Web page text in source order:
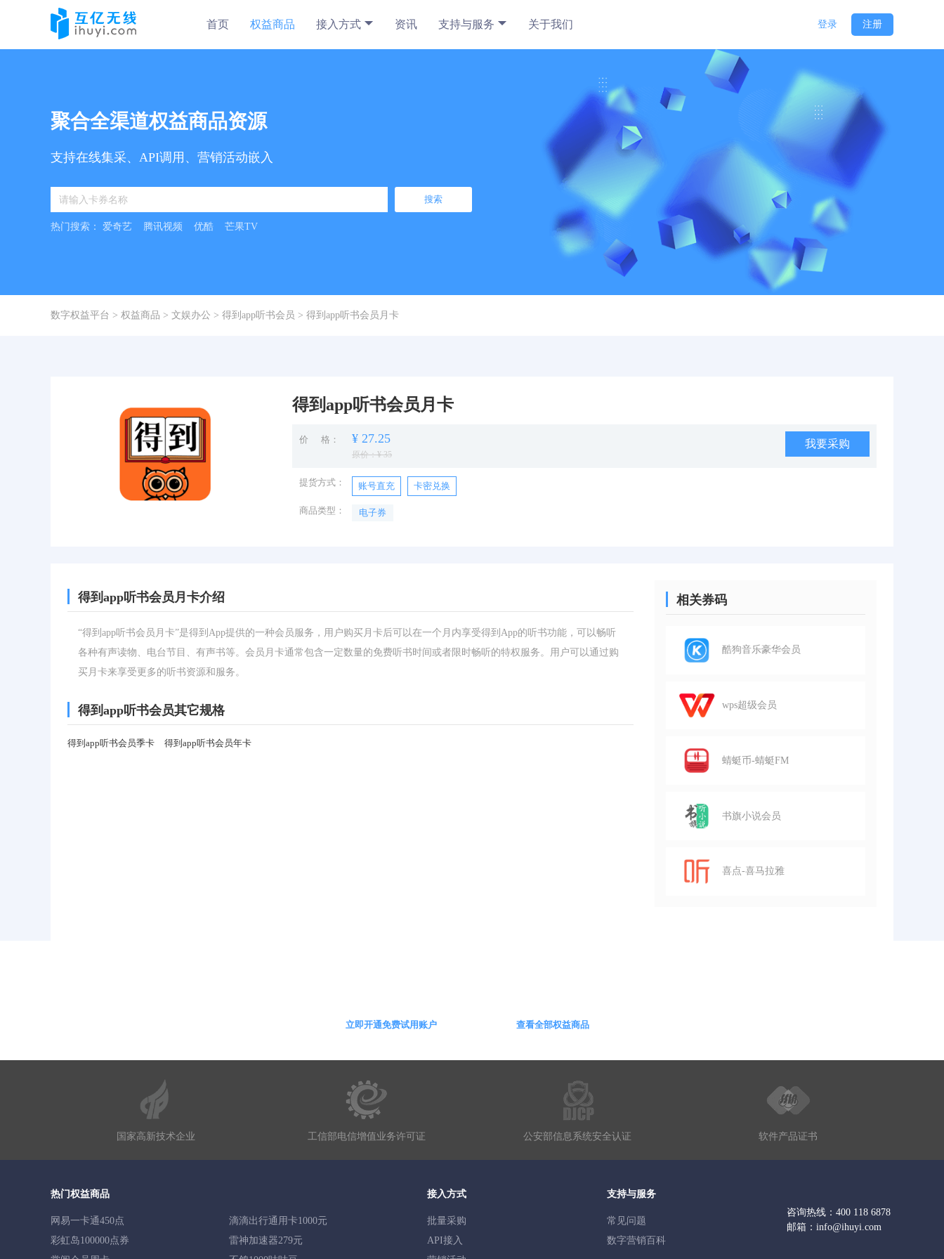
首页 权益商品 接入方式 资讯 支持与服务 关于我们 登录 注册
聚合全渠道权益商品资源
支持在线集采、API调用、营销活动嵌入
搜索
热门搜索： 爱奇艺 腾讯视频 优酷 芒果TV
数字权益平台 > 权益商品 > 文娱办公 > 得到app听书会员 > 得到app听书会员月卡
得到app听书会员月卡
价 格： ¥ 27.25
原价：¥ 35
我要采购
提货方式： 账号直充 卡密兑换
商品类型： 电子券
得到app听书会员月卡介绍
“得到app听书会员月卡”是得到App提供的一种会员服务，用户购买月卡后可以在一个月内享受得到App的听书功能，可以畅听
各种有声读物、电台节目、有声书等。会员月卡通常包含一定数量的免费听书时间或者限时畅听的特权服务。用户可以通过购
买月卡来享受更多的听书资源和服务。
得到app听书会员其它规格
得到app听书会员季卡 得到app听书会员年卡
相关券码
酷狗音乐豪华会员
wps超级会员
蜻蜓币-蜻蜓FM
书旗小说会员
喜点-喜马拉雅
立即开通免费试用账户 查看全部权益商品
国家高新技术企业 工信部电信增值业务许可证 公安部信息系统安全认证 软件产品证书
热门权益商品
网易一卡通450点
滴滴出行通用卡1000元
彩虹岛100000点券
雷神加速器279元
接入方式
批量采购
API接入
支持与服务
常见问题
数字营销百科
咨询热线： 400 118 6878
邮箱： info@ihuyi.com